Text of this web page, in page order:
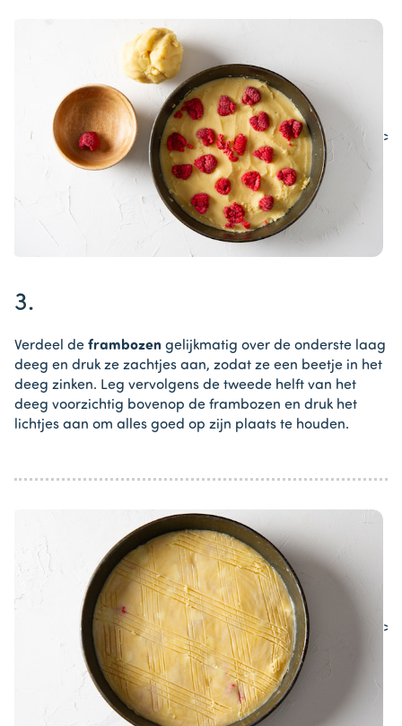
>
of
3.
Verdeel de frambozen gelijkmatig over de onderste laag
deeg en druk ze zachtjes aan, zodat ze een beetje in het
deeg zinken. Leg vervolgens de tweede helft van het
deeg voorzichtig bovenop de frambozen en druk het
lichtjes aan om alles goed op zijn plaats te houden.
>